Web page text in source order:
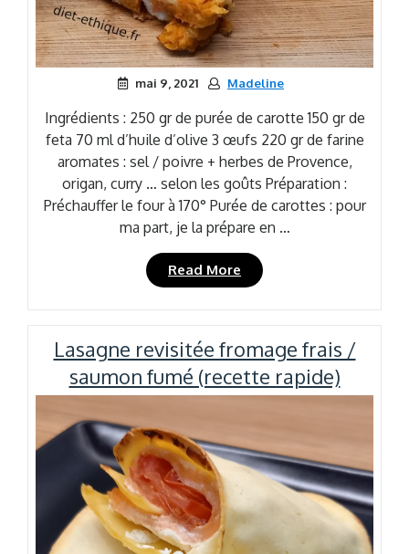
mai 9, 2021 Madeline
Ingrédients : 250 gr de purée de carotte 150 gr de
feta 70 ml d’huile d’olive 3 œufs 220 gr de farine
aromates : sel / poivre + herbes de Provence,
origan, curry … selon les goûts Préparation :
Préchauffer le four à 170° Purée de carottes : pour
ma part, je la prépare en …
Read More « Cake
carotte
et
feta »
Lasagne revisitée fromage frais /
saumon fumé (recette rapide)